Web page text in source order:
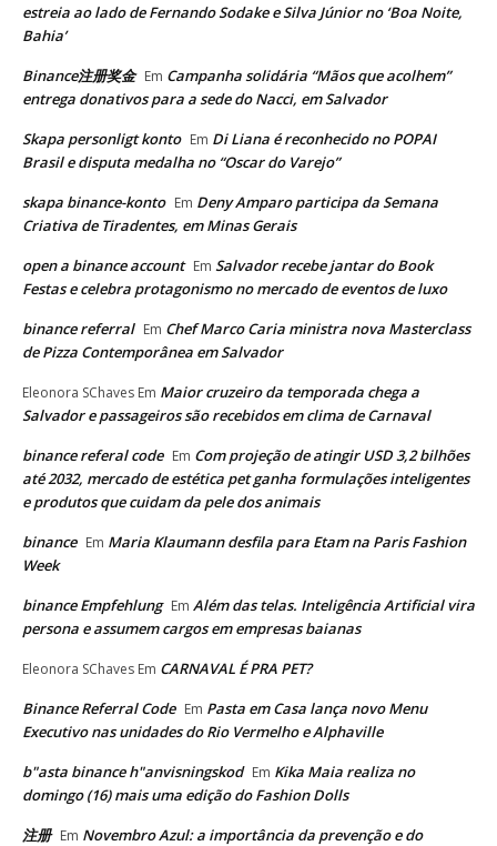
estreia ao lado de Fernando Sodake e Silva Júnior no ‘Boa Noite,
Bahia’
Binance注册奖金 Em Campanha solidária “Mãos que acolhem”
entrega donativos para a sede do Nacci, em Salvador
Skapa personligt konto Em Di Liana é reconhecido no POPAI
Brasil e disputa medalha no “Oscar do Varejo”
skapa binance-konto Em Deny Amparo participa da Semana
Criativa de Tiradentes, em Minas Gerais
open a binance account Em Salvador recebe jantar do Book
Festas e celebra protagonismo no mercado de eventos de luxo
binance referral Em Chef Marco Caria ministra nova Masterclass
de Pizza Contemporânea em Salvador
Eleonora SChaves Em Maior cruzeiro da temporada chega a
Salvador e passageiros são recebidos em clima de Carnaval
binance referal code Em Com projeção de atingir USD 3,2 bilhões
até 2032, mercado de estética pet ganha formulações inteligentes
e produtos que cuidam da pele dos animais
binance Em Maria Klaumann desfila para Etam na Paris Fashion
Week
binance Empfehlung Em Além das telas. Inteligência Artificial vira
persona e assumem cargos em empresas baianas
Eleonora SChaves Em CARNAVAL É PRA PET?
Binance Referral Code Em Pasta em Casa lança novo Menu
Executivo nas unidades do Rio Vermelho e Alphaville
b"asta binance h"anvisningskod Em Kika Maia realiza no
domingo (16) mais uma edição do Fashion Dolls
注册 Em Novembro Azul: a importância da prevenção e do